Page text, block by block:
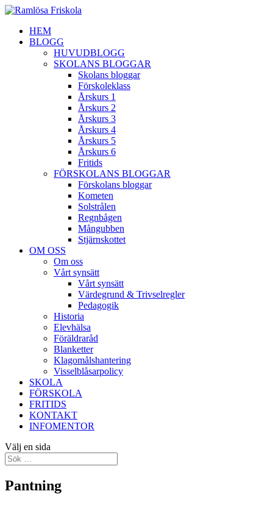
HEM
BLOGG
HUVUDBLOGG
SKOLANS BLOGGAR
Skolans bloggar
Förskoleklass
Årskurs 1
Årskurs 2
Årskurs 3
Årskurs 4
Årskurs 5
Årskurs 6
Fritids
FÖRSKOLANS BLOGGAR
Förskolans bloggar
Kometen
Solstrålen
Regnbågen
Mångubben
Stjärnskottet
OM OSS
Om oss
Vårt synsätt
Vårt synsätt
Värdegrund & Trivselregler
Pedagogik
Historia
Elevhälsa
Föräldraråd
Blanketter
Klagomålshantering
Visselblåsarpolicy
SKOLA
FÖRSKOLA
FRITIDS
KONTAKT
INFOMENTOR
Välj en sida
Pantning